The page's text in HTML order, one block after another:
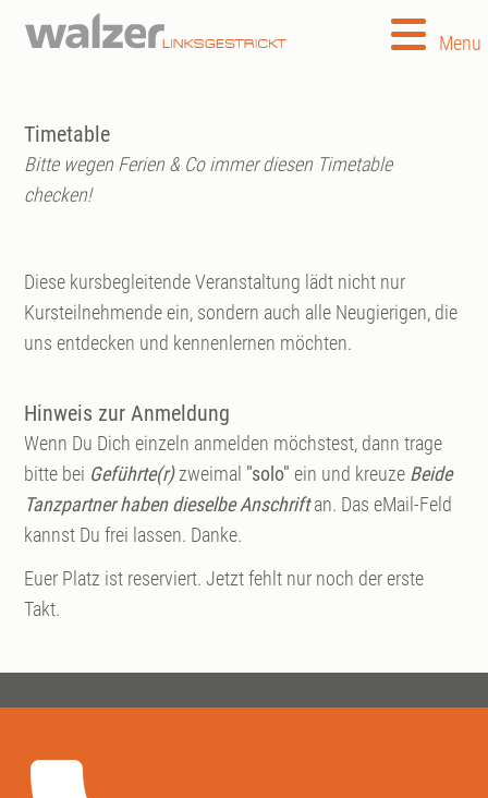
Menu
Timetable
Bitte wegen Ferien & Co immer diesen Timetable
checken!
Diese kursbegleitende Veranstaltung lädt nicht nur
Kursteilnehmende ein, sondern auch alle Neugierigen, die
uns entdecken und kennenlernen möchten.
Hinweis zur Anmeldung
Wenn Du Dich einzeln anmelden möchstest, dann trage
bitte bei Geführte(r)zweimal "solo" ein und kreuze Beide
Tanzpartner haben dieselbe Anschriftan. Das eMail-Feld
kannst Du frei lassen. Danke.
Euer Platz ist reserviert. Jetzt fehlt nur noch der erste
Takt.